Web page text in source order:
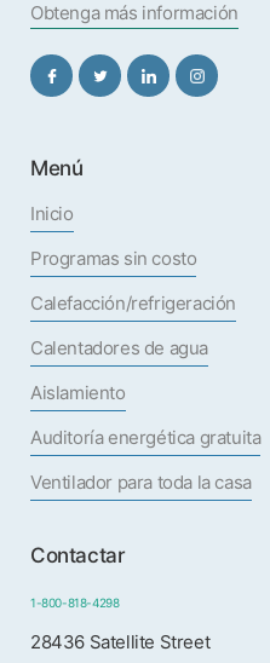
Obtenga más información
Menú
Inicio
Programas sin costo
Calefacción/refrigeración
Calentadores de agua
Aislamiento
Auditoría energética gratuita
Ventilador para toda la casa
Contactar
1-800-818-4298
28436 Satellite Street